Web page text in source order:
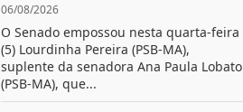
06/08/2026
O Senado empossou nesta quarta-feira
(5) Lourdinha Pereira (PSB-MA),
suplente da senadora Ana Paula Lobato
(PSB-MA), que...